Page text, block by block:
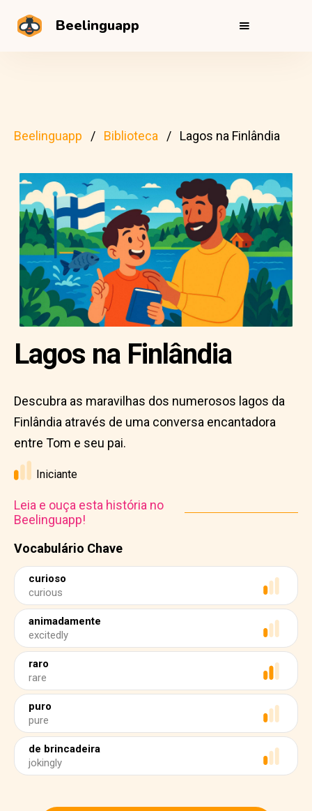
Beelinguapp
Beelinguapp Biblioteca Lagos na Finlândia
Vocabulário Chave
curioso
curious
animadamente
excitedly
raro
rare
puro
pure
de brincadeira
jokingly
Lagos na Finlândia
Descubra as maravilhas dos numerosos lagos da
Finlândia através de uma conversa encantadora
entre Tom e seu pai.
Iniciante
Leia e ouça esta história no
Beelinguapp!